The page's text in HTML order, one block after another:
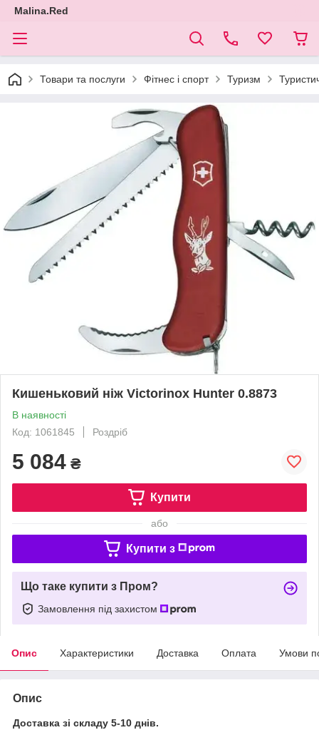
Malina.Red
Товари та послуги Фітнес і спорт Туризм
Кишеньковий ніж Victorinox Hunter 0.8873
В наявності
Код: 1061845
Роздріб
5 084 ₴
Купити
або
Купити з
Що таке купити з Пром?
Замовлення під захистом
Опис Характеристики Доставка Оплата Умови
Опис
Доставка зі складу 5-10 днів.